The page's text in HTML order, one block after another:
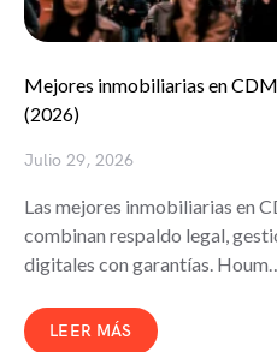
Mejores inmobiliarias en
(2026)
Julio 29, 2026
Las mejores inmobiliarias en
combinan respaldo legal,
digitales con garantías.
LEER MÁS